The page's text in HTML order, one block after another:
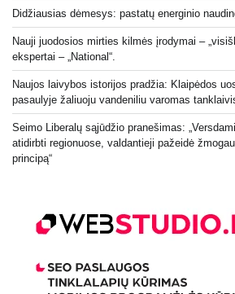
Didžiausias dėmesys: pastatų energinio
Nauji juodosios mirties kilmės įrodymai –
ekspertai – „National“.
Naujos laivybos istorijos pradžia: Klaipėdos
pasaulyje žaliuoju vandeniliu varomas
Seimo Liberalų sąjūdžio pranešimas:
atidirbti regionuose, valdantieji pažeidė
principą“